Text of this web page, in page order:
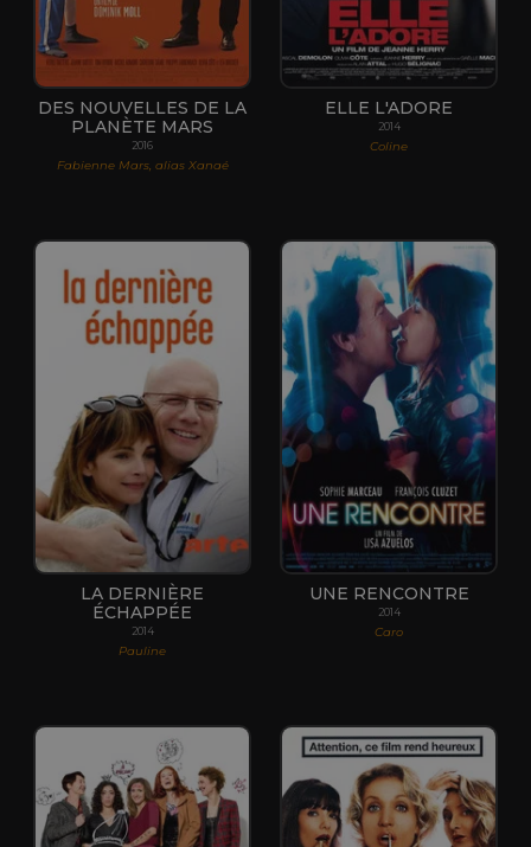
DES NOUVELLES DE LA
PLANÈTE MARS
2016
Fabienne Mars, alias Xanaé
ELLE L'ADORE
2014
Coline
LA DERNIÈRE
ÉCHAPPÉE
2014
Pauline
UNE RENCONTRE
2014
Caro